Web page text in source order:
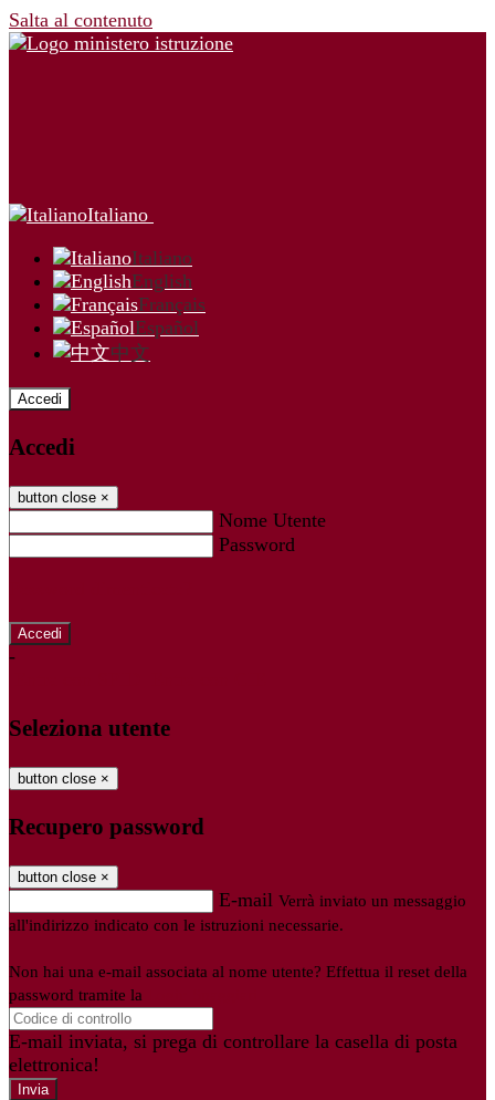
Salta al contenuto
Italiano
Italiano
English
Français
Español
中文
Accedi
Accedi
button close ×
Nome Utente
Password
-
Seleziona utente
button close ×
Recupero password
button close ×
E-mail Verrà inviato un messaggio
all'indirizzo indicato con le istruzioni necessarie.
Non hai una e-mail associata al nome utente? Effettua il reset della
password tramite la
E-mail inviata, si prega di controllare la casella di posta
elettronica!